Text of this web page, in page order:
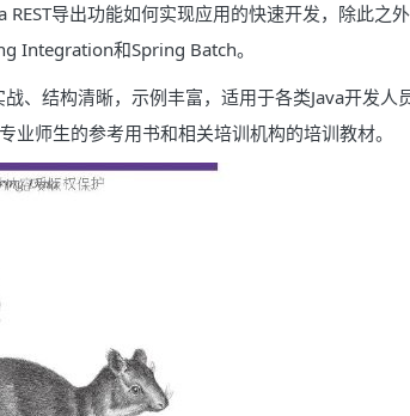
导出功能如何实现应用的快速开发，除此之
Integration和Spring Batch。
战、结构清晰，示例丰富，适用于各类Java开发人
业师生的参考用书和相关培训机构的培训教材。